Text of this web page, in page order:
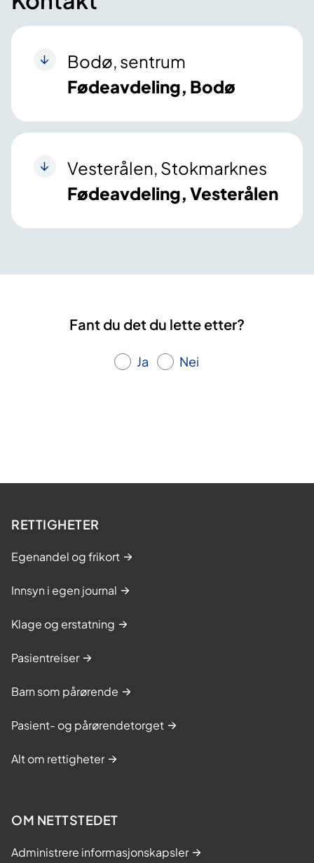
Bodø, sentrum
Fødeavdeling, Bodø
Vesterålen, Stokmarknes
Fødeavdeling, Vesterålen
Fant du det du lette etter?
Ja Nei
RETTIGHETER
Egenandel og frikort
Innsyn i egen journal
Klage og erstatning
Pasientreiser
Barn som pårørende
Pasient- og pårørendetorget
Alt om rettigheter
OM NETTSTEDET
Administrere informasjonskapsler